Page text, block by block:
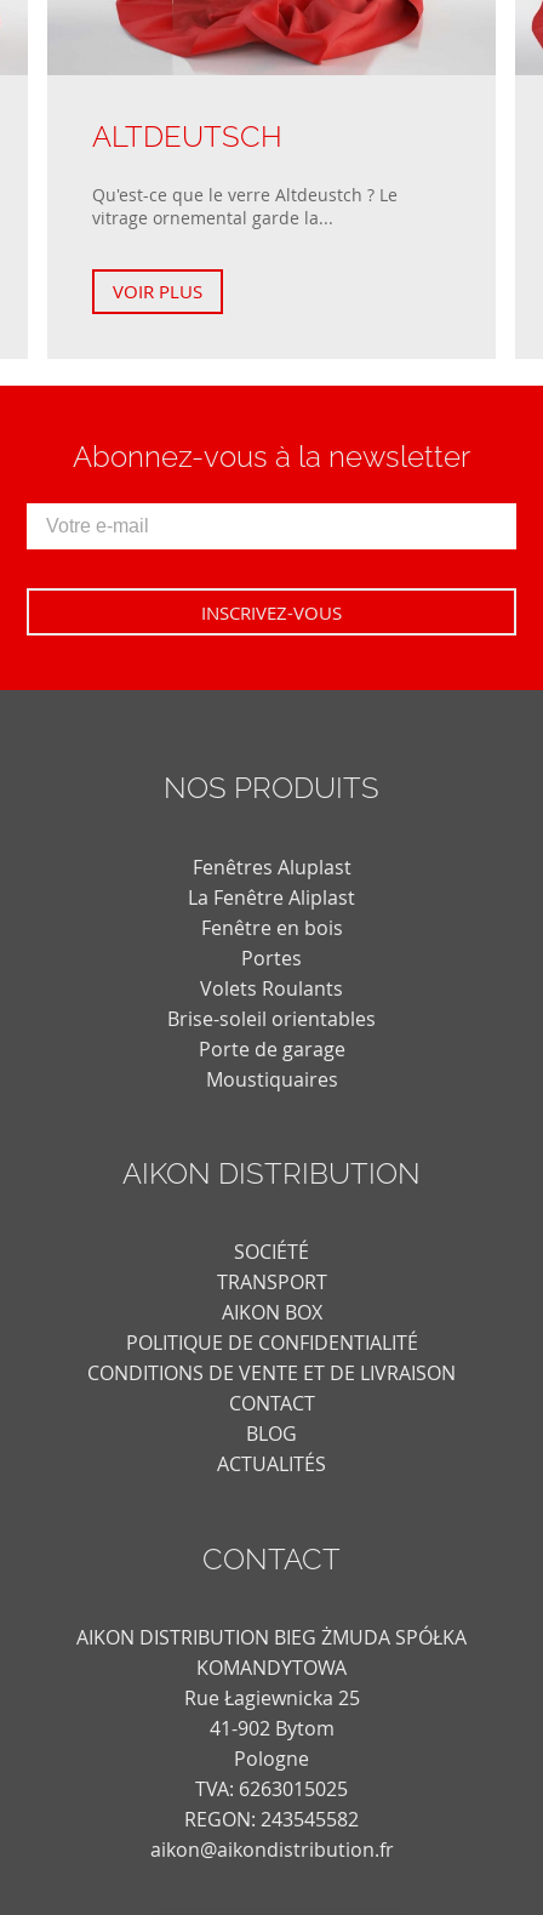
ALTDEUTSCH
Qu'est-ce que le verre Altdeustch ? Le
vitrage ornemental garde la...
VOIR PLUS
Abonnez-vous à la newsletter
NOS PRODUITS
Fenêtres Aluplast
La Fenêtre Aliplast
Fenêtre en bois
Portes
Volets Roulants
Brise-soleil orientables
Porte de garage
Moustiquaires
AIKON DISTRIBUTION
SOCIÉTÉ
TRANSPORT
AIKON BOX
POLITIQUE DE CONFIDENTIALITÉ
CONDITIONS DE VENTE ET DE LIVRAISON
CONTACT
BLOG
ACTUALITÉS
CONTACT
AIKON DISTRIBUTION BIEG ŻMUDA SPÓŁKA
KOMANDYTOWA
Rue Łagiewnicka 25
41-902 Bytom
Pologne
TVA: 6263015025
REGON: 243545582
aikon@aikondistribution.fr